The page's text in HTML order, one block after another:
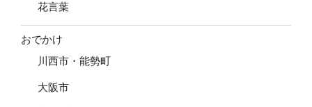
花言葉
おでかけ
川西市・能勢町
大阪市